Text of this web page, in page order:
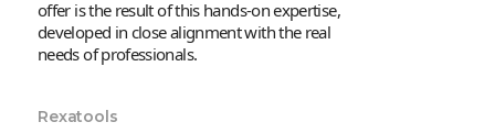
offer is the result of this hands-on expertise,
developed in close alignment with the real
needs of professionals.
Rexatools